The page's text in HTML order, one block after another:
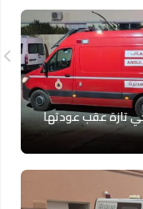
تازة عقب عودتها